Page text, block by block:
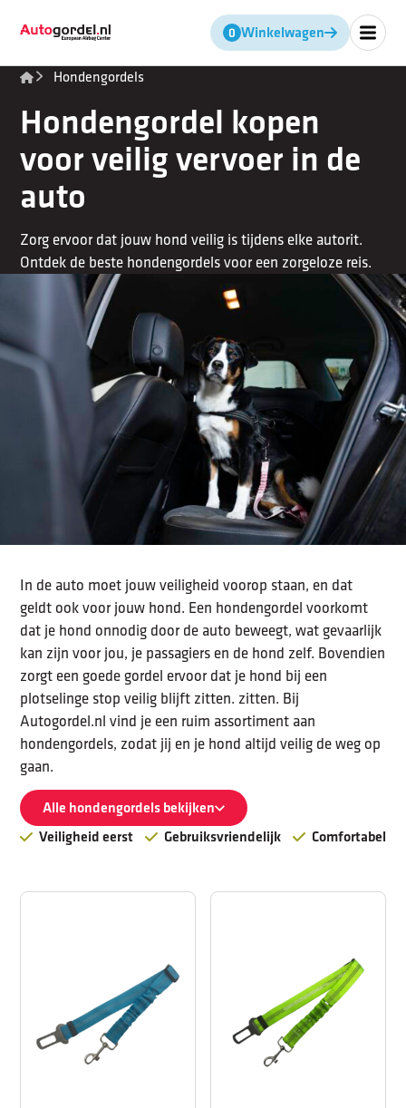
Winkelwagen
Geen producten in de
Hondengordels
Hondengordel kopen
voor veilig vervoer in de
auto
Zorg ervoor dat jouw hond veilig is tijdens elke autorit.
Ontdek de beste hondengordels voor een zorgeloze reis.
In de auto moet jouw veiligheid voorop staan, en dat
geldt ook voor jouw hond. Een hondengordel voorkomt
dat je hond onnodig door de auto beweegt, wat gevaarlijk
kan zijn voor jou, je passagiers en de hond zelf. Bovendien
zorgt een goede gordel ervoor dat je hond bij een
plotselinge stop veilig blijft zitten. zitten. Bij
Autogordel.nl vind je een ruim assortiment aan
hondengordels, zodat jij en je hond altijd veilig de weg op
gaan.
Alle hondengordels bekijken
Veiligheid eerst
Gebruiksvriendelijk Comfortabel